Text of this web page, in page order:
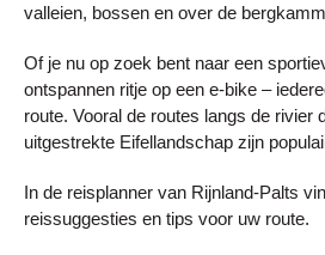
valleien, bossen en over de
Of je nu op zoek bent naar een
ontspannen ritje op een e-bike –
route. Vooral de routes langs de rivier
uitgestrekte Eifellandschap zijn
In de reisplanner van Rijnland-Palts
reissuggesties en tips voor uw route.